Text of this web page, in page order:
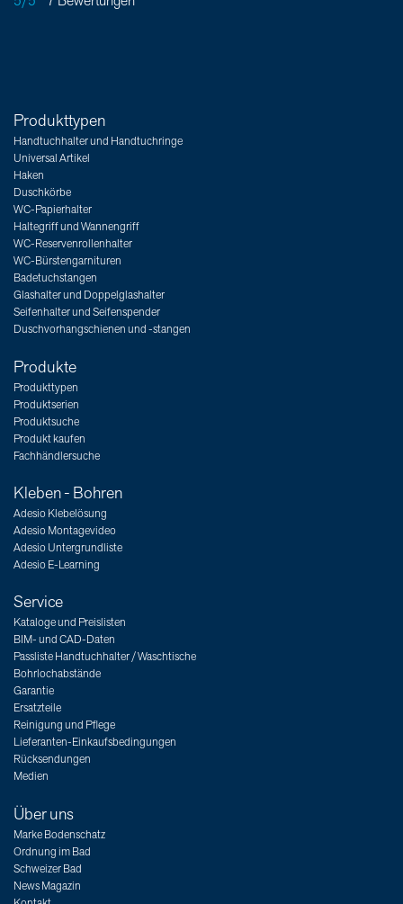
Produkttypen
Handtuchhalter und Handtuchringe
Universal Artikel
Haken
Duschkörbe
WC-Papierhalter
Haltegriff und Wannengriff
WC-Reservenrollenhalter
WC-Bürstengarnituren
Badetuchstangen
Glashalter und Doppelglashalter
Seifenhalter und Seifenspender
Duschvorhangschienen und -stangen
Produkte
Produkttypen
Produktserien
Produktsuche
Produkt kaufen
Fachhändlersuche
Kleben - Bohren
Adesio Klebelösung
Adesio Montagevideo
Adesio Untergrundliste
Adesio E-Learning
Service
Kataloge und Preislisten
BIM- und CAD-Daten
Passliste Handtuchhalter / Waschtische
Bohrlochabstände
Garantie
Ersatzteile
Reinigung und Pflege
Lieferanten-Einkaufsbedingungen
Rücksendungen
Medien
Über uns
Marke Bodenschatz
Ordnung im Bad
Schweizer Bad
News Magazin